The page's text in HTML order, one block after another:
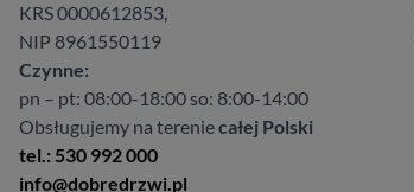
KRS 0000612853,
NIP 8961550119
Czynne:
pn – pt: 08:00-18:00 so: 8:00-14:00
Obsługujemy na tereniecałej Polski
tel.: 530 992 000
info@dobredrzwi.pl